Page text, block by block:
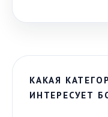
КАКАЯ
ИНТЕРЕСУЕТ